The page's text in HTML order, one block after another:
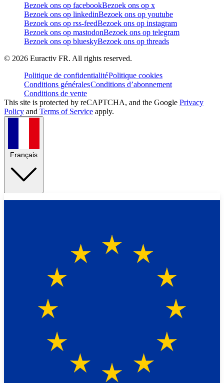
Bezoek ons op facebookBezoek ons op x
Bezoek ons op linkedinBezoek ons op youtube
Bezoek ons op rss-feedBezoek ons op instagram
Bezoek ons op mastodonBezoek ons op telegram
Bezoek ons op blueskyBezoek ons op threads
© 2026 Euractiv FR. All rights reserved.
Politique de confidentialitéPolitique cookies
Conditions généralesConditions d’abonnement
Conditions de vente
This site is protected by reCAPTCHA, and the Google Privacy
Policy and Terms of Service apply.
Français